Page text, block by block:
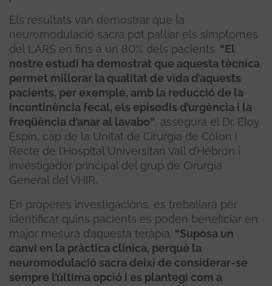
Els resultats van demostrar que la
neuromodulació sacra pot pal·liar els símptomes
del LARS en fins a un 80% dels pacients. “El
nostre estudi ha demostrat que aquesta tècnica
permet millorar la qualitat de vida d’aquests
pacients, per exemple, amb la reducció de la
incontinència fecal, els episodis d’urgència i la
freqüència d’anar al lavabo”, assegura el Dr. Eloy
Espín, cap de la Unitat de Cirurgia de Còlon i
Recte de l’Hospital Universitari Vall d’Hebron i
investigador principal del grup de Cirurgia
General del VHIR.
En properes investigacions, es treballarà per
identificar quins pacients es poden beneficiar en
major mesura d’aquesta teràpia. “Suposa un
canvi en la pràctica clínica, perquè la
neuromodulació sacra deixi de considerar-se
sempre l’última opció i es plantegi com a